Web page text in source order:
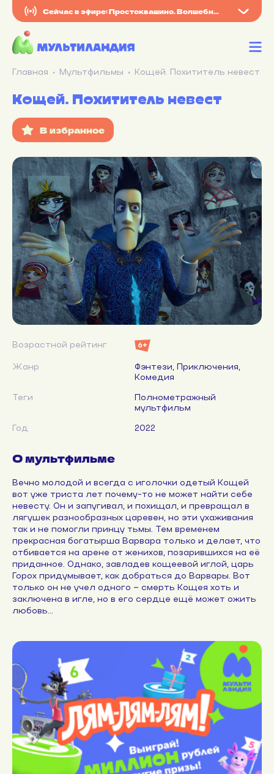
Сейчас в эфире: Простоквашино. Волшебная проверка
Главная Мультфильмы Кощей. Похититель невест
Кощей. Похититель невест
Возрастной рейтинг 6+
Жанр
Фэнтези, Приключения,
Комедия
Теги
Полнометражный
мультфильм
Год
2022
О мультфильме
Вечно молодой и всегда с иголочки одетый Кощей
вот уже триста лет почему-то не может найти себе
невесту. Он и запугивал, и похищал, и превращал в
лягушек разнообразных царевен, но эти ухаживания
так и не помогли принцу тьмы. Тем временем
прекрасная богатырша Варвара только и делает, что
отбивается на арене от женихов, позарившихся на её
приданное. Однако, завладев кощеевой иглой, царь
Горох придумывает, как добраться до Варвары. Вот
только он не учел одного – смерть Кощея хоть и
заключена в игле, но в его сердце ещё может ожить
любовь...